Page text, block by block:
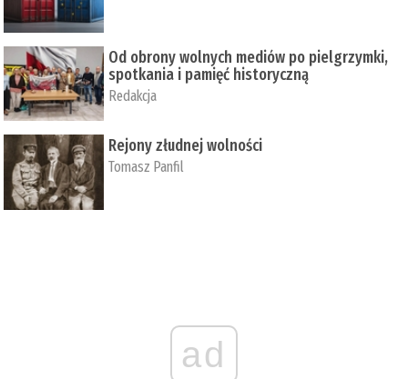
Od obrony wolnych mediów po pielgrzymki,
spotkania i pamięć historyczną
Redakcja
Rejony złudnej wolności
Tomasz Panfil
ad